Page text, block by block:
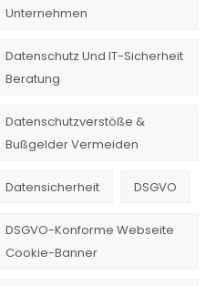
Unternehmen
Datenschutz Und IT-Sicherheit
Beratung
Datenschutzverstöße &
Bußgelder Vermeiden
Datensicherheit DSGVO
DSGVO-Konforme Webseite
Cookie-Banner